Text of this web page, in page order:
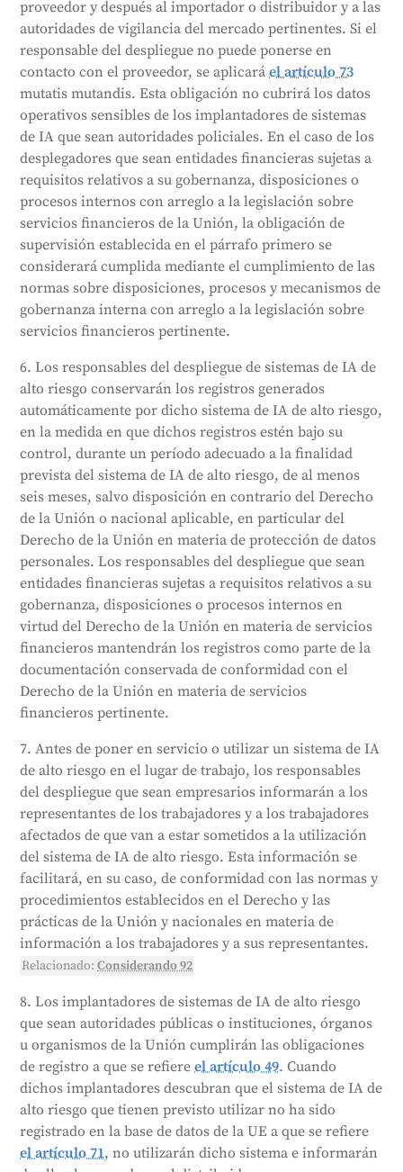
proveedor y después al importador o distribuidor y a las
autoridades de vigilancia del mercado pertinentes. Si el
responsable del despliegue no puede ponerse en
contacto con el proveedor, se aplicaráel artículo 73
mutatis mutandis. Esta obligación no cubrirá los datos
operativos sensibles de los implantadores de sistemas
de IA que sean autoridades policiales. En el caso de los
desplegadores que sean entidades financieras sujetas a
requisitos relativos a su gobernanza, disposiciones o
procesos internos con arreglo a la legislación sobre
servicios financieros de la Unión, la obligación de
supervisión establecida en el párrafo primero se
considerará cumplida mediante el cumplimiento de las
normas sobre disposiciones, procesos y mecanismos de
gobernanza interna con arreglo a la legislación sobre
servicios financieros pertinente.
6. Los responsables del despliegue de sistemas de IA de
alto riesgo conservarán los registros generados
automáticamente por dicho sistema de IA de alto riesgo,
en la medida en que dichos registros estén bajo su
control, durante un período adecuado a la finalidad
prevista del sistema de IA de alto riesgo, de al menos
seis meses, salvo disposición en contrario del Derecho
de la Unión o nacional aplicable, en particular del
Derecho de la Unión en materia de protección de datos
personales. Los responsables del despliegue que sean
entidades financieras sujetas a requisitos relativos a su
gobernanza, disposiciones o procesos internos en
virtud del Derecho de la Unión en materia de servicios
financieros mantendrán los registros como parte de la
documentación conservada de conformidad con el
Derecho de la Unión en materia de servicios
financieros pertinente.
7. Antes de poner en servicio o utilizar un sistema de IA
de alto riesgo en el lugar de trabajo, los responsables
del despliegue que sean empresarios informarán a los
representantes de los trabajadores y a los trabajadores
afectados de que van a estar sometidos a la utilización
del sistema de IA de alto riesgo. Esta información se
facilitará, en su caso, de conformidad con las normas y
procedimientos establecidos en el Derecho y las
prácticas de la Unión y nacionales en materia de
información a los trabajadores y a sus representantes.
Relacionado:Considerando 92
8. Los implantadores de sistemas de IA de alto riesgo
que sean autoridades públicas o instituciones, órganos
u organismos de la Unión cumplirán las obligaciones
de registro a que se refiereel artículo 49. Cuando
dichos implantadores descubran que el sistema de IA de
alto riesgo que tienen previsto utilizar no ha sido
registrado en la base de datos de la UE a que se refiere
el artículo 71, no utilizarán dicho sistema e informarán